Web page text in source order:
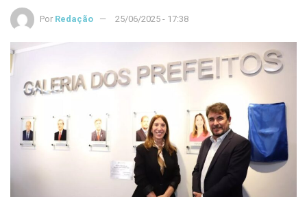
Por Redação 25/06/2025 - 17:38